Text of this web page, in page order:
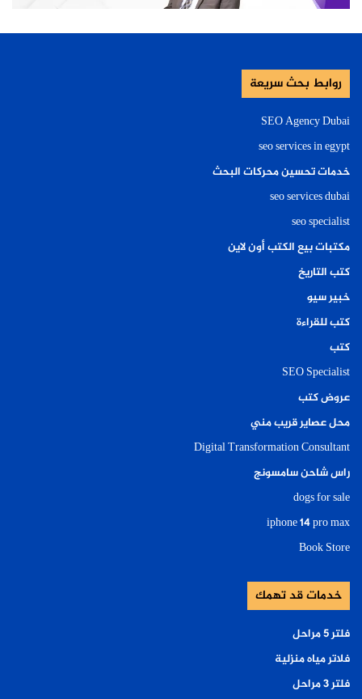
روابط بحث سريعة
SEO Agency Dubai
seo services in egypt
خدمات تحسين محركات البحث
seo services dubai
seo specialist
مكتبات بيع الكتب أون لاين
كتب التاريخ
خبير سيو
كتب للقراءة
كتب
SEO Specialist
عروض كتب
محل عصاير قريب مني
Digital Transformation Consultant
راس شاحن سامسونج
dogs for sale
iphone 14 pro max
Book Store
خدمات قد تهمك
فلتر ٥ مراحل
فلاتر مياه منزلية
فلتر ٣ مراحل